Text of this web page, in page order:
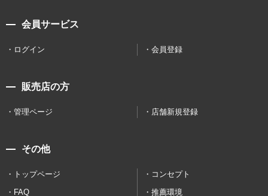
会員サービス
ログイン 会員登録
販売店の方
管理ページ 店舗新規登録
その他
トップページ
コンセプト
FAQ
推薦環境